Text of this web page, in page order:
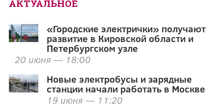
АКТУАЛЬНОЕ
«Городские электрички» получают
развитие в Кировской области и
Петербургском узле
20 июня — 18:00
Новые электробусы и зарядные
станции начали работать в Москве
19 июня — 11:20